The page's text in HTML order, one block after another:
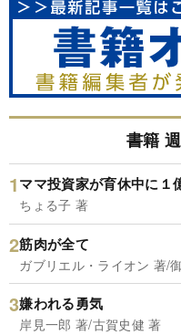
書籍
ママ投資家が育休中に１
ちょる子 著
筋肉が全て
ガブリエル・ライオン 著/
嫌われる勇気
岸見一郎 著/古賀史健 著